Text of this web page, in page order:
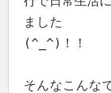
ました
(^_^)！！
そんなこんな